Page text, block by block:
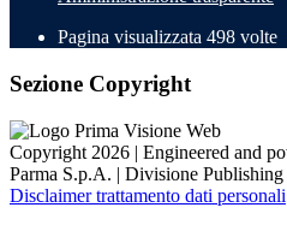
Pagina visualizzata 498 volte
Sezione Copyright
Copyright 2026 | Engineered and
Parma S.p.A. | Divisione
Disclaimer trattamento dati personali